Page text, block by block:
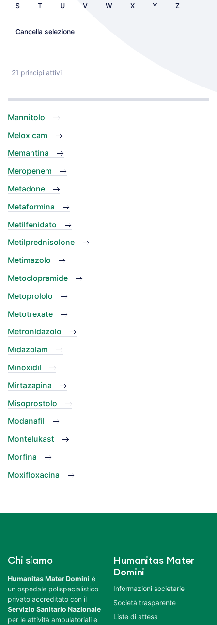
S T U V W X Y Z
Cancella selezione
21 principi attivi
Mannitolo
Meloxicam
Memantina
Meropenem
Metadone
Metaformina
Metilfenidato
Metilprednisolone
Metimazolo
Metoclopramide
Metoprololo
Metotrexate
Metronidazolo
Midazolam
Minoxidil
Mirtazapina
Misoprostolo
Modanafil
Montelukast
Morfina
Moxifloxacina
Chi siamo
Humanitas Mater Domini è
un ospedale polispecialistico
privato accreditato con il
Servizio Sanitario Nazionale
per le attività ambulatoriali e
Humanitas Mater
Domini
Informazioni societarie
Società trasparente
Liste di attesa